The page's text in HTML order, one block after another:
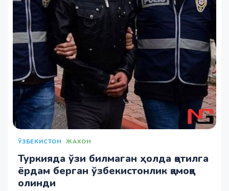
ЎЗБЕКИСТОН ЖАХОН
Туркияда ўзи билмаган ҳолда қотилга
ёрдам берган ўзбекистонлик қамоққа
олинди